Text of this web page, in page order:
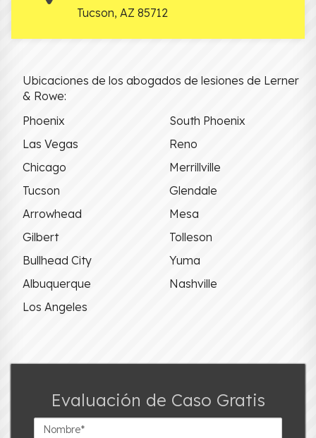
Tucson, AZ 85712
Ubicaciones de los abogados de lesiones de Lerner
& Rowe:
Phoenix
South Phoenix
Las Vegas
Reno
Chicago
Merrillville
Tucson
Glendale
Arrowhead
Mesa
Gilbert
Tolleson
Bullhead City
Yuma
Albuquerque
Nashville
Los Angeles
Evaluación de Caso Gratis
Nombre*